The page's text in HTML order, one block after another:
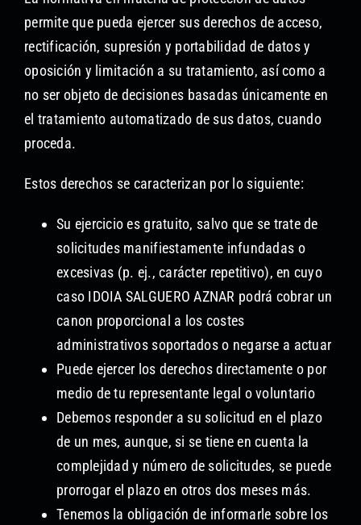
permite que pueda ejercer sus derechos de acceso,
rectificación, supresión y portabilidad de datos y
oposición y limitación a su tratamiento, así como a
no ser objeto de decisiones basadas únicamente en
el tratamiento automatizado de sus datos, cuando
proceda.
Estos derechos se caracterizan por lo siguiente:
Su ejercicio es gratuito, salvo que se trate de
solicitudes manifiestamente infundadas o
excesivas (p. ej., carácter repetitivo), en cuyo
caso IDOIA SALGUERO AZNAR podrá cobrar un
canon proporcional a los costes
administrativos soportados o negarse a actuar
Puede ejercer los derechos directamente o por
medio de tu representante legal o voluntario
Debemos responder a su solicitud en el plazo
de un mes, aunque, si se tiene en cuenta la
complejidad y número de solicitudes, se puede
prorrogar el plazo en otros dos meses más.
Tenemos la obligación de informarle sobre los